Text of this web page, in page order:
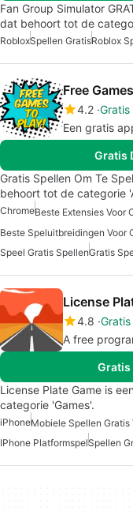
Fan Group Simulator
dat behoort tot de
RobloxSpellen GratisRoblox
Free
4.2 Gratis
Een gratis
Gratis
Gratis Spellen Om Te
behoort tot de categorie
ChromeBeste Extensies Voor
Beste Speluitbreidingen Voor
Speel Gratis SpellenGratis
License
4.8 Gratis
A free
Gratis
License Plate Game is
categorie 'Games'.
iPhoneMobiele Spellen Gratis
IPhone PlatformspelSpellen